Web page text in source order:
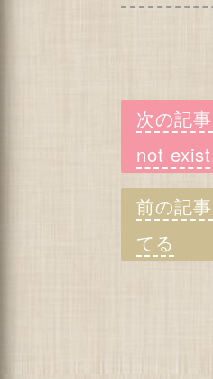
not exist.
てる